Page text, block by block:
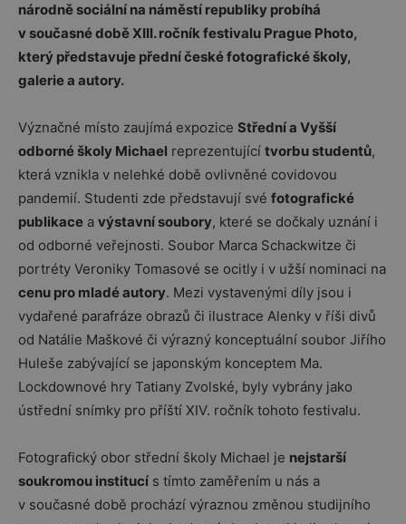
národně sociální na náměstí republiky probíhá
v současné době XIII. ročník festivalu Prague Photo,
který představuje přední české fotografické školy,
galerie a autory.
Význačné místo zaujímá expozice Střední a Vyšší
odborné školy Michael reprezentující tvorbu studentů,
která vznikla v nelehké době ovlivněné covidovou
pandemií. Studenti zde představují své fotografické
publikace a výstavní soubory, které se dočkaly uznání i
od odborné veřejnosti. Soubor Marca Schackwitze či
portréty Veroniky Tomasové se ocitly i v užší nominaci na
cenu pro mladé autory. Mezi vystavenými díly jsou i
vydařené parafráze obrazů či ilustrace Alenky v říši divů
od Natálie Maškové či výrazný konceptuální soubor Jiřího
Huleše zabývající se japonským konceptem Ma.
Lockdownové hry Tatiany Zvolské, byly vybrány jako
ústřední snímky pro příští XIV. ročník tohoto festivalu.
Fotografický obor střední školy Michael je nejstarší
soukromou institucí s tímto zaměřením u nás a
v současné době prochází výraznou změnou studijního